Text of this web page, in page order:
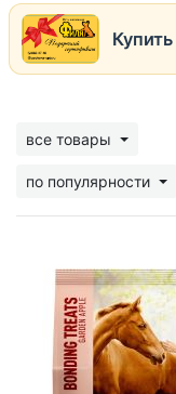
все товары
по популярности